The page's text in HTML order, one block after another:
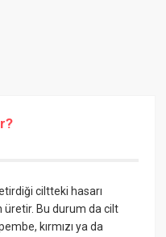
ciltteki hasarı
Bu durum da cilt
kırmızı ya da